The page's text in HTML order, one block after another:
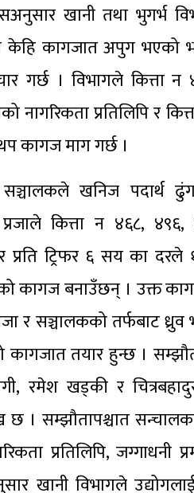
खानी तथा भुगर्भ
जान केहि कागजात अपुग
गर्छ । विभागले कित्ता
नागरिकता प्रतिलिपि र
कागज माग गर्छ ।
सञ्चालकले खनिज पदार्थ
कित्ता न ४६८,
ट्रिफर ६ सय का दरले
कागज बनाउँछन् । उक्त
र सञ्चालकको तर्फबाट ध्रुव
तयार हुन्छ ।
रमेश खड्की र
। सम्झौतापश्चात
प्रतिलिपि, जग्गाधनी
खानी विभागले